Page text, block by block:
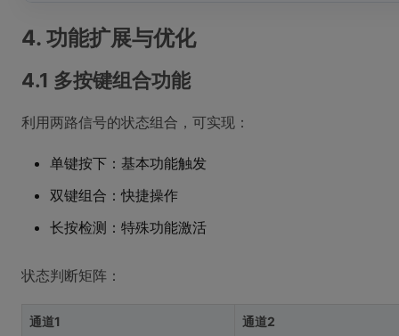
4. 功能扩展与优化
4.1 多按键组合功能
利用两路信号的状态组合，可实现：
单键按下：基本功能触发
双键组合：快捷操作
长按检测：特殊功能激活
状态判断矩阵：
通道1 通道2